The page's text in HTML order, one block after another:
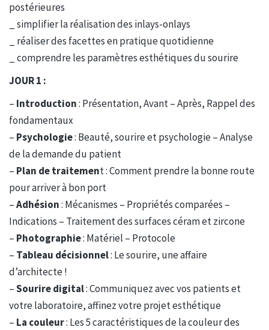
postérieures
_ simplifier la réalisation des inlays-onlays
_ réaliser des facettes en pratique quotidienne
_ comprendre les paramètres esthétiques du sourire
JOUR 1 :
– Introduction: Présentation, Avant – Après, Rappel des
fondamentaux
– Psychologie: Beauté, sourire et psychologie – Analyse
de la demande du patient
– Plan de traitement : Comment prendre la bonne route
pour arriver à bon port
–Adhésion: Mécanismes – Propriétés comparées –
Indications – Traitement des surfaces céram et zircone
– Photographie: Matériel – Protocole
– Tableau décisionnel: Le sourire, une affaire
d’architecte !
–Sourire digital: Communiquez avec vos patients et
votre laboratoire, affinez votre projet esthétique
– La couleur: Les 5 caractéristiques de la couleur des